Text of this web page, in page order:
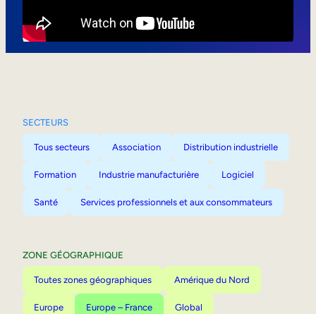
SECTEURS
Tous secteurs Association Distribution industrielle
Formation Industrie manufacturière Logiciel
Santé Services professionnels et aux consommateurs
ZONE GÉOGRAPHIQUE
Toutes zones géographiques Amérique du Nord
Europe Europe – France Global